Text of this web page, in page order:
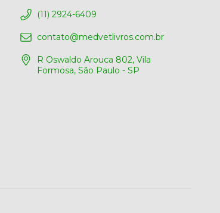
(11) 2924-6409
contato@medvetlivros.com.br
R Oswaldo Arouca 802, Vila
Formosa, São Paulo - SP